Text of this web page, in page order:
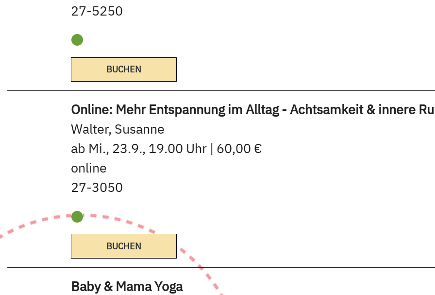
27-5250
BUCHEN
Online: Mehr Entspannung im Alltag - Achtsamkeit & innere
Walter, Susanne
ab Mi., 23.9., 19.00 Uhr | 60,00 €
online
27-3050
BUCHEN
Baby & Mama Yoga